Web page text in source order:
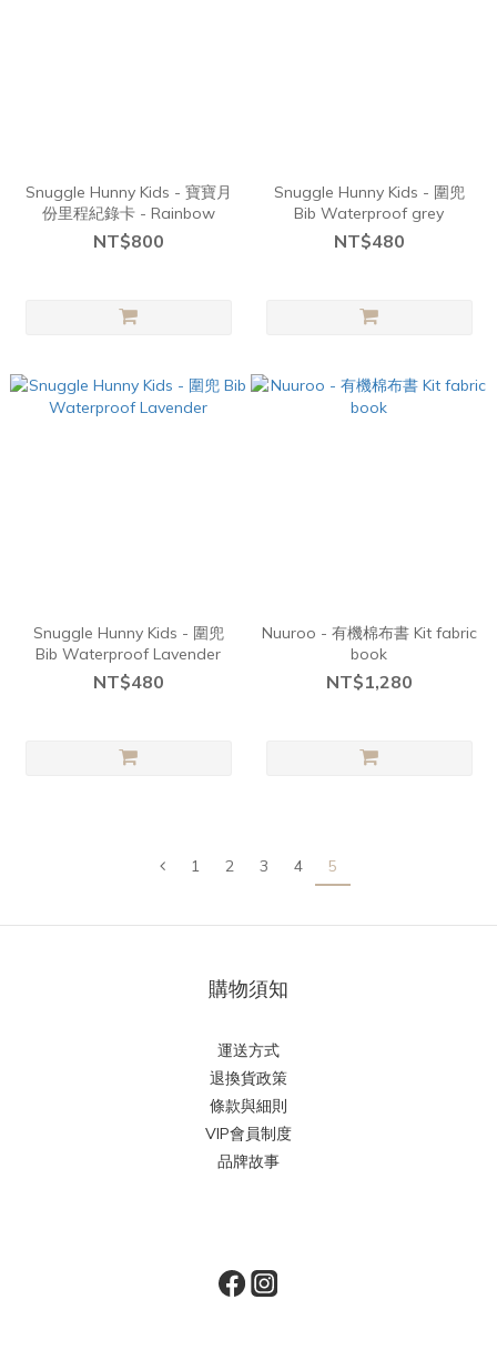
Snuggle Hunny Kids - 寶寶月
份里程紀錄卡 - Rainbow
NT$800
Snuggle Hunny Kids - 圍兜
Bib Waterproof grey
NT$480
Snuggle Hunny Kids - 圍兜
Bib Waterproof Lavender
NT$480
Nuuroo - 有機棉布書 Kit fabric
book
NT$1,280
1 2 3 4 5
購物須知
運送方式
退換貨政策
條款與細則
VIP會員制度
品牌故事